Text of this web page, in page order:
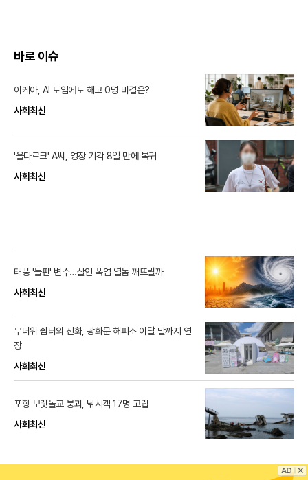
바로 이슈
이케아, AI 도입에도 해고 0명 비결은?
사회최신
'올다르크' A씨, 영장 기각 8일 만에 복귀
사회최신
태풍 '돌핀' 변수…살인 폭염 열돔 깨뜨릴까
사회최신
무더위 쉼터의 진화, 광화문 해피소 이달 말까지 연
장
사회최신
포항 보릿돌교 붕괴, 낚시객 17명 고립
사회최신